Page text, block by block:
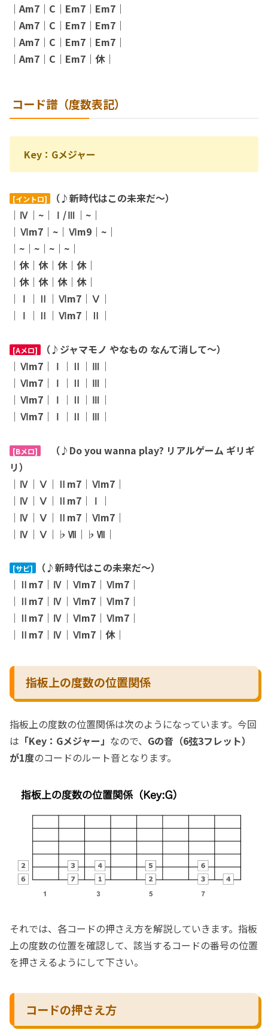
｜Am7｜C｜Em7｜Em7｜
｜Am7｜C｜Em7｜Em7｜
｜Am7｜C｜Em7｜Em7｜
｜Am7｜C｜Em7｜休｜
コード譜（度数表記）
Key：Gメジャー
[イントロ]
（♪新時代はこの未来だ〜）
｜Ⅳ｜~｜Ⅰ/Ⅲ｜~｜
｜Ⅵm7｜~｜Ⅵm9｜~｜
｜~｜~｜~｜~｜
｜休｜休｜休｜休｜
｜休｜休｜休｜休｜
｜Ⅰ｜Ⅱ｜Ⅵm7｜Ⅴ｜
｜Ⅰ｜Ⅱ｜Ⅵm7｜Ⅱ｜
[Aメロ]
（♪ジャマモノ やなもの なんて消して〜）
｜Ⅵm7｜Ⅰ｜Ⅱ｜Ⅲ｜
｜Ⅵm7｜Ⅰ｜Ⅱ｜Ⅲ｜
｜Ⅵm7｜Ⅰ｜Ⅱ｜Ⅲ｜
｜Ⅵm7｜Ⅰ｜Ⅱ｜Ⅲ｜
[Bメロ]
（♪Do you wanna play? リアルゲーム ギリギ
リ）
｜Ⅳ｜Ⅴ｜Ⅱm7｜Ⅵm7｜
｜Ⅳ｜Ⅴ｜Ⅱm7｜Ⅰ｜
｜Ⅳ｜Ⅴ｜Ⅱm7｜Ⅵm7｜
｜Ⅳ｜Ⅴ｜♭Ⅶ｜♭Ⅶ｜
[サビ]
（♪新時代はこの未来だ〜）
｜Ⅱm7｜Ⅳ｜Ⅵm7｜Ⅵm7｜
｜Ⅱm7｜Ⅳ｜Ⅵm7｜Ⅵm7｜
｜Ⅱm7｜Ⅳ｜Ⅵm7｜Ⅵm7｜
｜Ⅱm7｜Ⅳ｜Ⅵm7｜休｜
指板上の度数の位置関係
指板上の度数の位置関係は次のようになっています。今回
は 「Key：Gメジャー」 なので、 Gの音（6弦3フレット）
が1度のコードのルート音となります。
それでは、各コードの押さえ方を解説していきます。指板
上の度数の位置を確認して、該当するコードの番号の位置
を押さえるようにして下さい。
コードの押さえ方